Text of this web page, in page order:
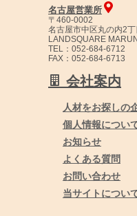
名古屋営業所
〒460-0002
名古屋市中区丸の内2
LANDSQUARE
TEL：052-684-6712
FAX：052-684-6713
会社案内
人材をお探しの
個人情報につい
お知らせ
よくある質問
お問い合わせ
当サイトについ